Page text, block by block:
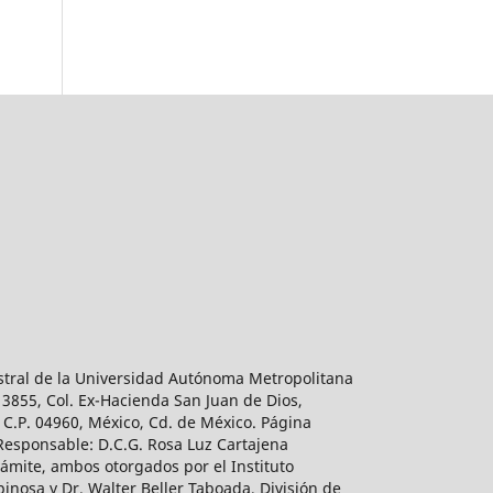
de la Universidad Autónoma Metropolitana
Col. Ex-Hacienda San Juan de Dios,
04960, México, Cd. de México. Página
D.C.G. Rosa Luz Cartajena
ambos otorgados por el Instituto
y Dr. Walter Beller Taboada, División de